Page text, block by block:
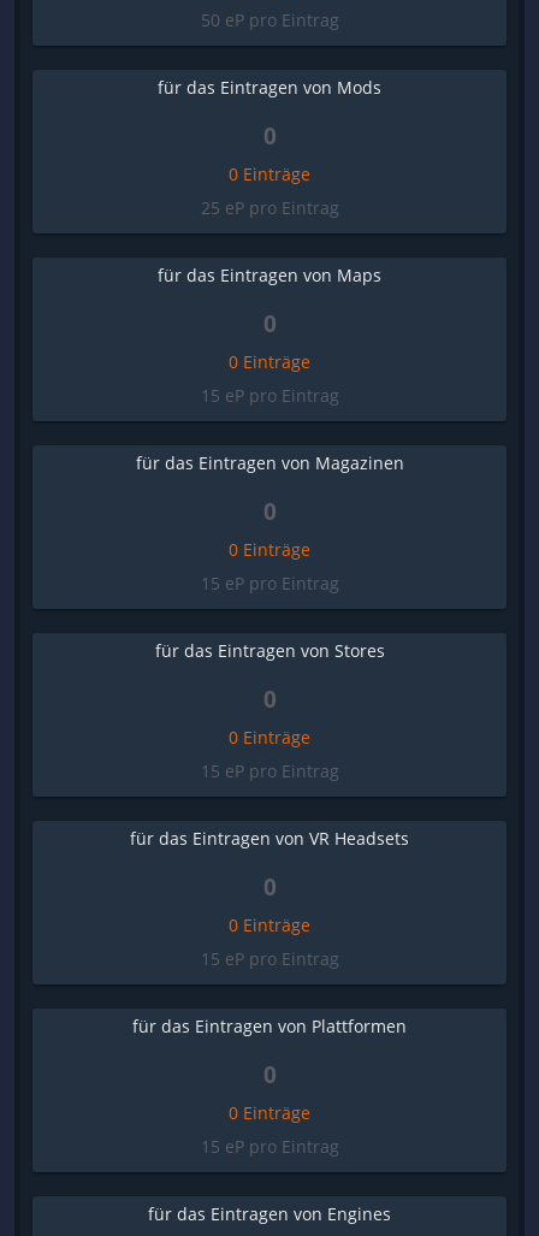
50 eP pro Eintrag
für das Eintragen von Mods
0
0 Einträge
25 eP pro Eintrag
für das Eintragen von Maps
0
0 Einträge
15 eP pro Eintrag
für das Eintragen von Magazinen
0
0 Einträge
15 eP pro Eintrag
für das Eintragen von Stores
0
0 Einträge
15 eP pro Eintrag
für das Eintragen von VR Headsets
0
0 Einträge
15 eP pro Eintrag
für das Eintragen von Plattformen
0
0 Einträge
15 eP pro Eintrag
für das Eintragen von Engines